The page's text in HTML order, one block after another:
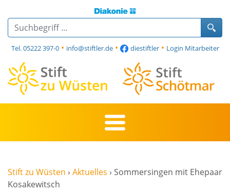
Tel. 05222 397-0 • info@stiftler.de • diestiftler • Login Mitarbeiter
Stift zu Wüsten › Aktuelles › Sommersingen mit Ehepaar
Kosakewitsch